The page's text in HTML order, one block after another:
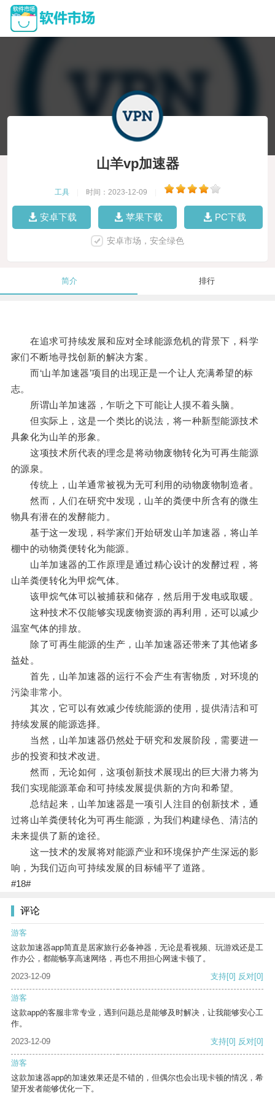
山羊vp加速器
工具 时间：2023-12-09
安卓下载 苹果下载 PC下载
安卓市场，安全绿色
简介 排行
在追求可持续发展和应对全球能源危机的背景下，科学
家们不断地寻找创新的解决方案。
而‘山羊加速器’项目的出现正是一个让人充满希望的标
志。
所谓山羊加速器，乍听之下可能让人摸不着头脑。
但实际上，这是一个类比的说法，将一种新型能源技术
具象化为山羊的形象。
这项技术所代表的理念是将动物废物转化为可再生能源
的源泉。
传统上，山羊通常被视为无可利用的动物废物制造者。
然而，人们在研究中发现，山羊的粪便中所含有的微生
物具有潜在的发酵能力。
基于这一发现，科学家们开始研发山羊加速器，将山羊
棚中的动物粪便转化为能源。
山羊加速器的工作原理是通过精心设计的发酵过程，将
山羊粪便转化为甲烷气体。
该甲烷气体可以被捕获和储存，然后用于发电或取暖。
这种技术不仅能够实现废物资源的再利用，还可以减少
温室气体的排放。
除了可再生能源的生产，山羊加速器还带来了其他诸多
益处。
首先，山羊加速器的运行不会产生有害物质，对环境的
污染非常小。
其次，它可以有效减少传统能源的使用，提供清洁和可
持续发展的能源选择。
当然，山羊加速器仍然处于研究和发展阶段，需要进一
步的投资和技术改进。
然而，无论如何，这项创新技术展现出的巨大潜力将为
我们实现能源革命和可持续发展提供新的方向和希望。
总结起来，山羊加速器是一项引人注目的创新技术，通
过将山羊粪便转化为可再生能源，为我们构建绿色、清洁的
未来提供了新的途径。
这一技术的发展将对能源产业和环境保护产生深远的影
响，为我们迈向可持续发展的目标铺平了道路。
#18#
评论
游客
这款加速器app简直是居家旅行必备神器，无论是看视频、玩游戏还是工
作办公，都能畅享高速网络，再也不用担心网速卡顿了。
2023-12-09
支持[0] 反对[0]
游客
这款app的客服非常专业，遇到问题总是能够及时解决，让我能够安心工
作。
2023-12-09
支持[0] 反对[0]
游客
这款加速器app的加速效果还是不错的，但偶尔也会出现卡顿的情况，希
望开发者能够优化一下。